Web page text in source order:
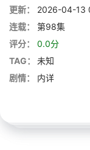
更新：
2026-04-13
连载：
第98集
评分：
0.0分
TAG：
未知
剧情：
内详